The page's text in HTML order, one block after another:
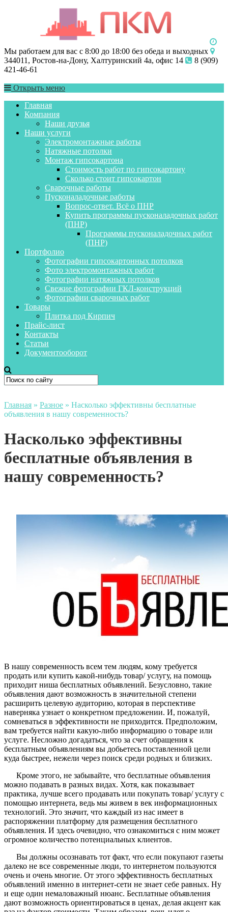
Мы работаем для вас с 8:00 до 18:00 без обеда и выходных
344011, Ростов-на-Дону, Халтуринский 4а, офис 14
8 (909)
421-46-61
Открыть меню
Главная
Компания
Наши друзья
Наши услуги
Электромонтажные работы
Натяжные потолки
Монтаж гипсокартона
Стоимость работ по гипсокартону
Сколько стоит гипсокартон
Сварочные работы
Пусконаладочные работы
Вопрос-ответ. Всё о ПНР
Купить программы пусконаладочных работ
(ПНР)
Программы пусконаладочных работ
(ПНР)
Портфолио
Фотографии гипсокартонных потолков
Фото электромонтажных работ
Фотографии натяжных потолков
Свежие фотографии ГКЛ-конструкций
Фотографии сварочных работ
Товары
Плитка под Кирпич
Прайс-лист
Контакты
Статьи
Документооборот
Главная » Разное » Насколько эффективны бесплатные
объявления в нашу современность?
Насколько эффективны
бесплатные объявления в
нашу современность?
В нашу современность всем тем людям, кому требуется
продать или купить какой-нибудь товар/ услугу, на помощь
приходит ниша бесплатных объявлений. Безусловно, такие
объявления дают возможность в значительной степени
расширить целевую аудиторию, которая в перспективе
наверняка узнает о конкретном предложении. И, пожалуй,
сомневаться в эффективности не приходится. Предположим,
вам требуется найти какую-либо информацию о товаре или
услуге. Несложно догадаться, что за счет обращения к
бесплатным объявлениям вы добьетесь поставленной цели
куда быстрее, нежели через поиск среди родных и близких.
Кроме этого, не забывайте, что бесплатные объявления
можно подавать в разных видах. Хотя, как показывает
практика, лучше всего продавать или покупать товар/ услугу с
помощью интернета, ведь мы живем в век информационных
технологий. Это значит, что каждый из нас имеет в
распоряжении платформу для размещения бесплатного
объявления. И здесь очевидно, что ознакомиться с ним может
огромное количество потенциальных клиентов.
Вы должны осознавать тот факт, что если покупают газеты
далеко не все современные люди, то интернетом пользуются
очень и очень многие. От этого эффективность бесплатных
объявлений именно в интернет-сети не знает себе равных. Ну
и еще один немаловажный нюанс. Бесплатные объявления
дают возможность ориентироваться в ценах, делая акцент как